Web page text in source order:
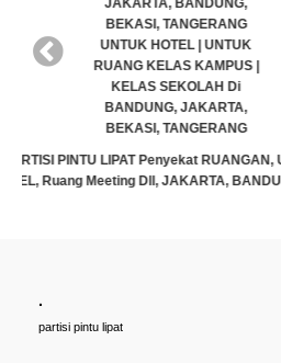
Cari PARTISI PINTU LIPAT
HOTEL, Ruang Meeting Dll,
TANGERANG UNTUK HOTEL |
KELAS SEKOLAH Di BANDUNG,
.
partisi pintu lipat